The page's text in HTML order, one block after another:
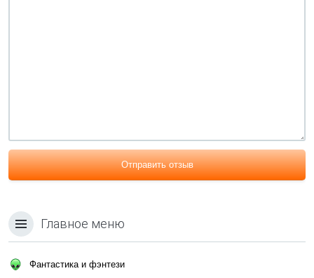
Отправить отзыв
Главное меню
Фантастика и фэнтези